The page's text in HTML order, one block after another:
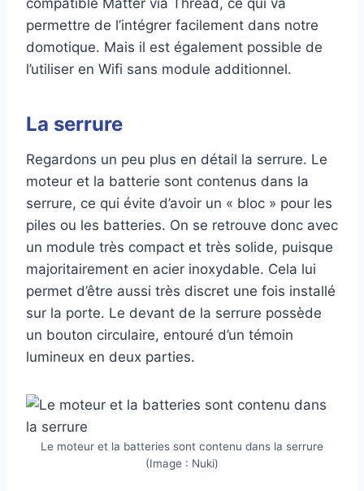
compatible Matter via Thread, ce qui va
permettre de l’intégrer facilement dans notre
domotique. Mais il est également possible de
l’utiliser en Wifi sans module additionnel.
La serrure
Regardons un peu plus en détail la serrure. Le
moteur et la batterie sont contenus dans la
serrure, ce qui évite d’avoir un « bloc » pour les
piles ou les batteries. On se retrouve donc avec
un module très compact et très solide, puisque
majoritairement en acier inoxydable. Cela lui
permet d’être aussi très discret une fois installé
sur la porte. Le devant de la serrure possède
un bouton circulaire, entouré d’un témoin
lumineux en deux parties.
Le moteur et la batteries sont contenu dans la serrure
(Image : Nuki)